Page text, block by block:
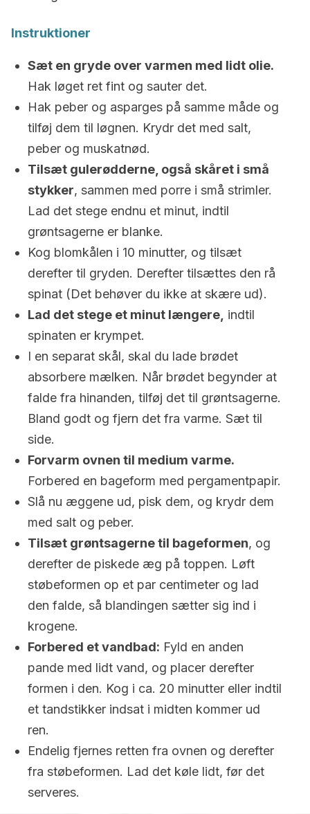
Instruktioner
Sæt en gryde over varmen med lidt olie.
Hak løget ret fint og sauter det.
Hak peber og asparges på samme måde og
tilføj dem til løgnen. Krydr det med salt,
peber og muskatnød.
Tilsæt gulerødderne, også skåret i små
stykker, sammen med porre i små strimler.
Lad det stege endnu et minut, indtil
grøntsagerne er blanke.
Kog blomkålen i 10 minutter, og tilsæt
derefter til gryden. Derefter tilsættes den rå
spinat (Det behøver du ikke at skære ud).
Lad det stege et minut længere, indtil
spinaten er krympet.
I en separat skål, skal du lade brødet
absorbere mælken. Når brødet begynder at
falde fra hinanden, tilføj det til grøntsagerne.
Bland godt og fjern det fra varme. Sæt til
side.
Forvarm ovnen til medium varme.
Forbered en bageform med pergamentpapir.
Slå nu æggene ud, pisk dem, og krydr dem
med salt og peber.
Tilsæt grøntsagerne til bageformen, og
derefter de piskede æg på toppen. Løft
støbeformen op et par centimeter og lad
den falde, så blandingen sætter sig ind i
krogene.
Forbered et vandbad: Fyld en anden
pande med lidt vand, og placer derefter
formen i den. Kog i ca. 20 minutter eller indtil
et tandstikker indsat i midten kommer ud
ren.
Endelig fjernes retten fra ovnen og derefter
fra støbeformen. Lad det køle lidt, før det
serveres.